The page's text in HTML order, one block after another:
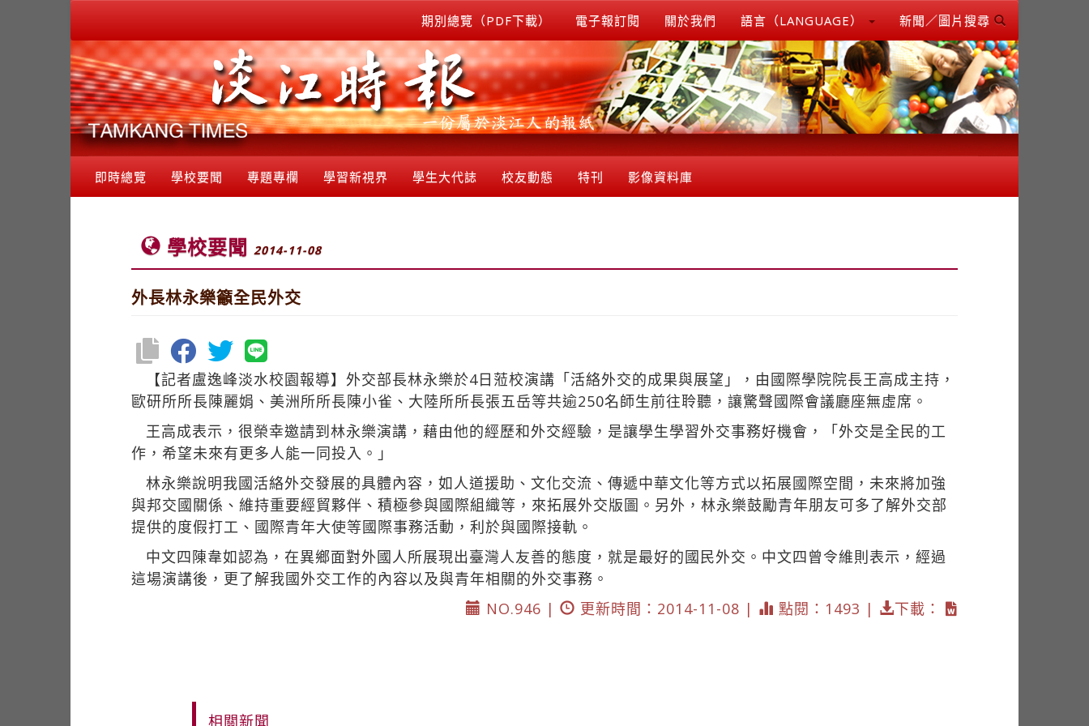
期別總覽（PDF下載） 電子報訂閱 關於我們 語言（LANGUAGE） 新聞／圖片搜尋
即時總覽 學校要聞 專題專欄 學習新視界 學生大代誌 校友動態 特刊 影像資料庫
學校要聞 2014-11-08
外長林永樂籲全民外交
【記者盧逸峰淡水校園報導】外交部長林永樂於4日蒞校演講「活絡外交的成果與展望」，由國際學院院長王高成主持，
歐研所所長陳麗娟、美洲所所長陳小雀、大陸所所長張五岳等共逾250名師生前往聆聽，讓驚聲國際會議廳座無虛席。
王高成表示，很榮幸邀請到林永樂演講，藉由他的經歷和外交經驗，是讓學生學習外交事務好機會，「外交是全民的工
作，希望未來有更多人能一同投入。」
林永樂說明我國活絡外交發展的具體內容，如人道援助、文化交流、傳遞中華文化等方式以拓展國際空間，未來將加強
與邦交國關係、維持重要經貿夥伴、積極參與國際組織等，來拓展外交版圖。另外，林永樂鼓勵青年朋友可多了解外交部
提供的度假打工、國際青年大使等國際事務活動，利於與國際接軌。
中文四陳韋如認為，在異鄉面對外國人所展現出臺灣人友善的態度，就是最好的國民外交。中文四曾令維則表示，經過
這場演講後，更了解我國外交工作的內容以及與青年相關的外交事務。
NO.946 |
更新時間：2014-11-08 | 點閱：1493 | 下載：
相關新聞